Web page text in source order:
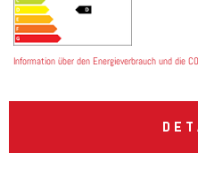
Information über den Energieverbrauch und die